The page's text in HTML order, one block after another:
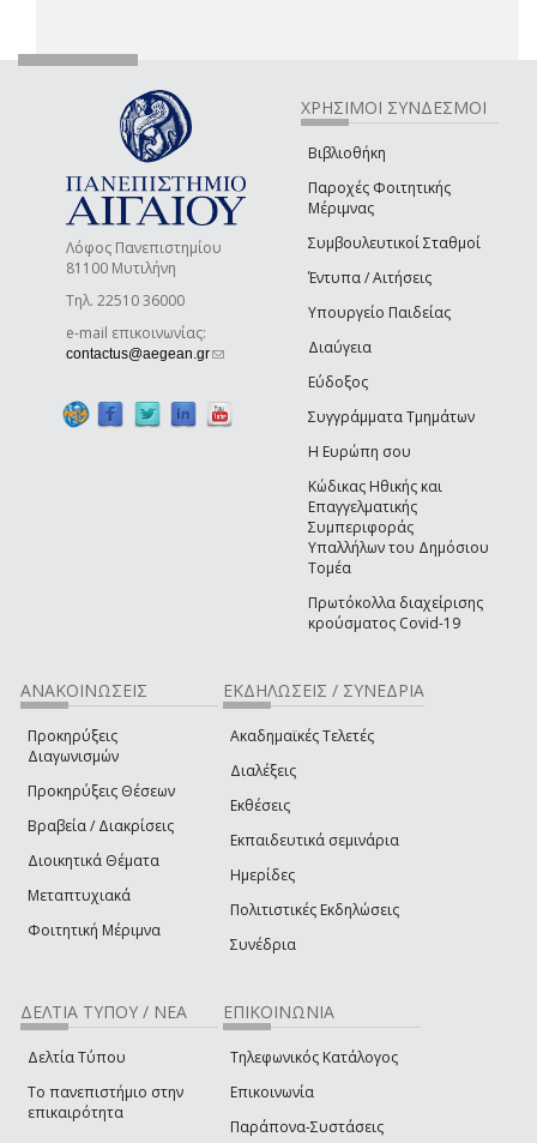
Λόφος Πανεπιστημίου
81100 Μυτιλήνη
Τηλ. 22510 36000
e-mail επικοινωνίας:
contactus@aegean.gr(link sends e-mail)
ΧΡΗΣΙΜΟΙ ΣΥΝΔΕΣΜΟΙ
Βιβλιοθήκη
Παροχές Φοιτητικής
Μέριμνας
Συμβουλευτικοί Σταθμοί
Έντυπα / Αιτήσεις
Υπουργείο Παιδείας
Διαύγεια
Εύδοξος
Συγγράμματα Τμημάτων
Η Ευρώπη σου
Κώδικας Ηθικής και
Επαγγελματικής
Συμπεριφοράς
Υπαλλήλων του Δημόσιου
Τομέα
Πρωτόκολλα διαχείρισης
κρούσματος Covid-19
ΑΝΑΚΟΙΝΩΣΕΙΣ
Προκηρύξεις
Διαγωνισμών
Προκηρύξεις Θέσεων
Βραβεία / Διακρίσεις
Διοικητικά Θέματα
Μεταπτυχιακά
Φοιτητική Μέριμνα
ΕΚΔΗΛΩΣΕΙΣ / ΣΥΝΕΔΡΙΑ
Ακαδημαϊκές Τελετές
Διαλέξεις
Εκθέσεις
Εκπαιδευτικά σεμινάρια
Ημερίδες
Πολιτιστικές Εκδηλώσεις
Συνέδρια
ΔΕΛΤΙΑ ΤΥΠΟΥ / ΝΕΑ
Δελτία Τύπου
Το πανεπιστήμιο στην
επικαιρότητα
ΕΠΙΚΟΙΝΩΝΙΑ
Τηλεφωνικός Κατάλογος
Επικοινωνία
Παράπονα-Συστάσεις